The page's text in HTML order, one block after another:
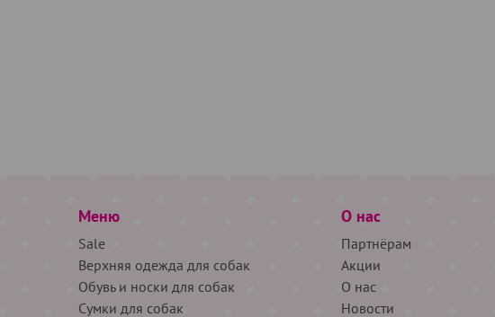
Меню
Sale
Верхняя одежда для собак
Обувь и носки для собак
Сумки для собак
О нас
Партнёрам
Акции
О нас
Новости